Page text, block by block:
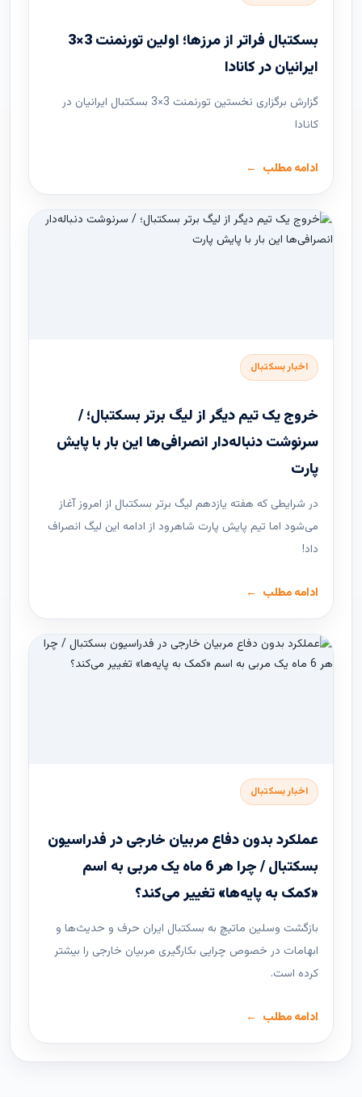
بسکتبال فراتر از مرزها؛ اولین تورنمنت 3×3
ایرانیان در کانادا
گزارش برگزاری نخستین تورنمنت 3×3 بسکتبال ایرانیان در
کانادا
ادامه مطلب
اخبار بسکتبال
خروج یک تیم دیگر از لیگ برتر بسکتبال؛ /
سرنوشت دنباله‌دار انصرافی‌ها این بار با پایش
پارت
در شرایطی که هفته یازدهم لیگ ‌برتر بسکتبال از امروز آغاز
می‌شود اما تیم پایش پارت شاهرود از ادامه این لیگ انصراف
داد!
ادامه مطلب
اخبار بسکتبال
عملکرد بدون دفاع مربیان خارجی در فدراسیون
بسکتبال / چرا هر 6 ماه یک مربی به اسم
«کمک به پایه‌ها» تغییر می‌کند؟
بازگشت وسلین ماتیچ به بسکتبال ایران حرف و حدیث‌ها و
ابهامات در خصوص چرایی بکارگیری مربیان خارجی را بیشتر
کرده است.
ادامه مطلب